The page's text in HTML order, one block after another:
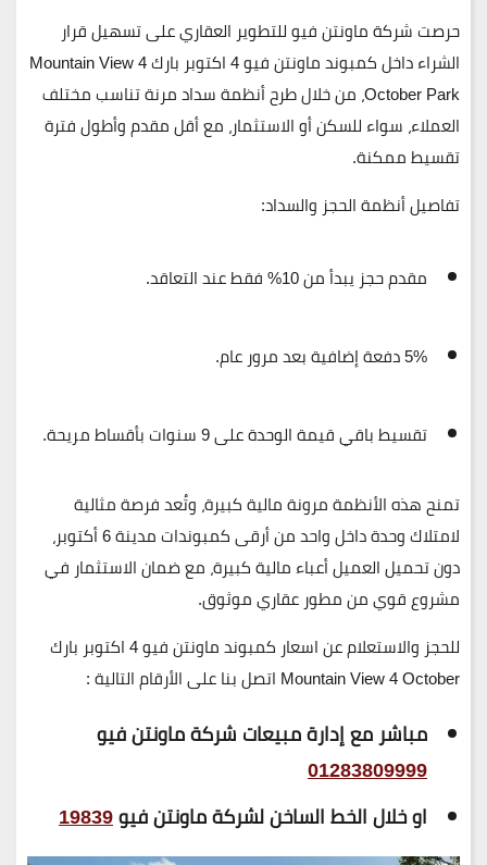
حرصتشركة ماونتن فيو للتطوير العقاريعلى تسهيل قرار
الشراء داخل
كمبوند ماونتن فيو 4 اكتوبر بارك Mountain View 4
October Park، من خلال طرح أنظمة سداد مرنة تناسب مختلف
العملاء، سواء للسكن أو الاستثمار، مع أقل مقدم وأطول فترة
تقسيط ممكنة.
تفاصيل أنظمة الحجز والسداد:
مقدم حجز يبدأ من 10% فقط عند التعاقد.
5% دفعة إضافية بعد مرور عام .
تقسيط باقي قيمة الوحدة على 9 سنوات بأقساط مريحة.
تمنح هذه الأنظمة مرونة مالية كبيرة، وتُعد فرصة مثالية
لامتلاك وحدة داخل واحد من أرقى كمبوندات مدينة 6 أكتوبر،
دون تحميل العميل أعباء مالية كبيرة، مع ضمان الاستثمار في
مشروع قوي من مطور عقاري موثوق.
للحجز والاستعلام عن اسعار كمبوند ماونتن فيو 4 اكتوبر بارك
Mountain View 4 October اتصل بنا على الأرقام التالية :
مباشر مع إدارة مبيعات شركة ماونتن فيو
01283809999
او خلال الخط الساخن لشركة ماونتن فيو19839